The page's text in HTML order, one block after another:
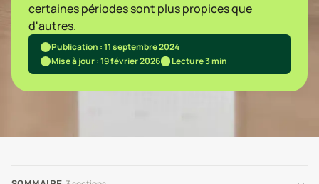
certaines périodes sont plus propices que
d'autres.
Publication : 11 septembre 2024
Mise à jour : 19 février 2026
Lecture 3 min